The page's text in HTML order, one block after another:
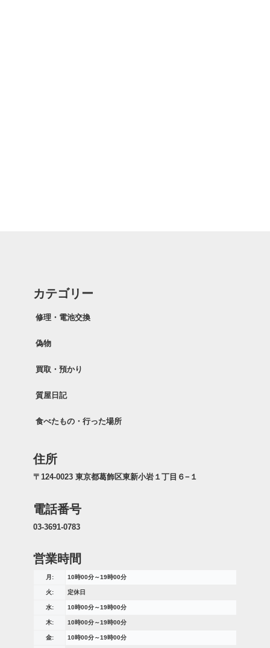
カテゴリー
修理・電池交換
偽物
買取・預かり
質屋日記
食べたもの・行った場所
住所
〒124-0023 東京都葛飾区東新小岩１丁目６−１
電話番号
03-3691-0783
営業時間
月: 10時00分～19時00分
火: 定休日
水: 10時00分～19時00分
木: 10時00分～19時00分
金: 10時00分～19時00分